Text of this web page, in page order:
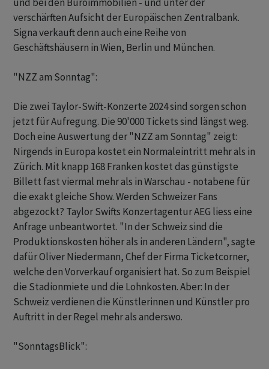
verschärften Aufsicht der Europäischen Zentralbank.
Signa verkauft denn auch eine Reihe von
Geschäftshäusern in Wien, Berlin und München.
"NZZ am Sonntag":
Die zwei Taylor-Swift-Konzerte 2024 sind sorgen schon
jetzt für Aufregung. Die 90'000 Tickets sind längst weg.
Doch eine Auswertung der "NZZ am Sonntag" zeigt:
Nirgends in Europa kostet ein Normaleintritt mehr als in
Zürich. Mit knapp 168 Franken kostet das günstigste
Billett fast viermal mehr als in Warschau - notabene für
die exakt gleiche Show. Werden Schweizer Fans
abgezockt? Taylor Swifts Konzertagentur AEG liess eine
Anfrage unbeantwortet. "In der Schweiz sind die
Produktionskosten höher als in anderen Ländern", sagte
dafür Oliver Niedermann, Chef der Firma Ticketcorner,
welche den Vorverkauf organisiert hat. So zum Beispiel
die Stadionmiete und die Lohnkosten. Aber: In der
Schweiz verdienen die Künstlerinnen und Künstler pro
Auftritt in der Regel mehr als anderswo.
"SonntagsBlick":